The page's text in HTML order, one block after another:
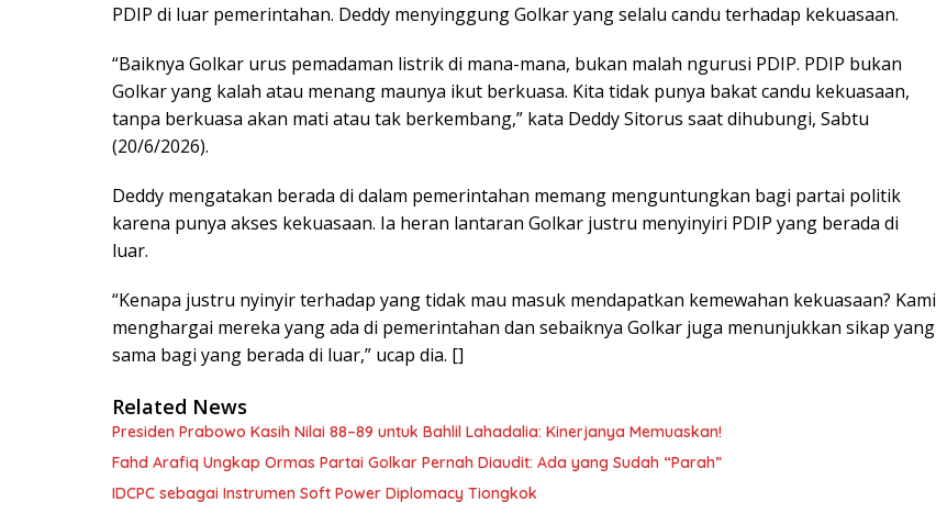
PDIP di luar pemerintahan. Deddy menyinggung Golkar yang selalu candu terhadap kekuasaan.
“Baiknya Golkar urus pemadaman listrik di mana-mana, bukan malah ngurusi PDIP. PDIP bukan
Golkar yang kalah atau menang maunya ikut berkuasa. Kita tidak punya bakat candu kekuasaan,
tanpa berkuasa akan mati atau tak berkembang,” kata Deddy Sitorus saat dihubungi, Sabtu
(20/6/2026).
Deddy mengatakan berada di dalam pemerintahan memang menguntungkan bagi partai politik
karena punya akses kekuasaan. Ia heran lantaran Golkar justru menyinyiri PDIP yang berada di
luar.
“Kenapa justru nyinyir terhadap yang tidak mau masuk mendapatkan kemewahan kekuasaan? Kami
menghargai mereka yang ada di pemerintahan dan sebaiknya Golkar juga menunjukkan sikap yang
sama bagi yang berada di luar,” ucap dia. []
Related News
Presiden Prabowo Kasih Nilai 88–89 untuk Bahlil Lahadalia: Kinerjanya Memuaskan!
Fahd Arafiq Ungkap Ormas Partai Golkar Pernah Diaudit: Ada yang Sudah “Parah”
IDCPC sebagai Instrumen Soft Power Diplomacy Tiongkok